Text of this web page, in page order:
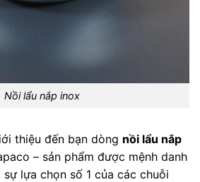
Nồi lẩu nắp inox
thiệu đến bạn dòng nồi lẩu nắp
– sản phẩm được mệnh danh
sự lựa chọn số 1 của các chuỗi